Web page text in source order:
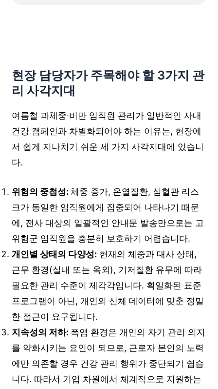
현장 담당자가 주목해야 할 3가지 관
리 사각지대
여름철 과체중·비만 임직원 관리가 일반적인 사내
건강 캠페인과 차별화되어야 하는 이유는, 현장에
서 쉽게 지나치기 쉬운 세 가지 사각지대에 있습니
다.
위험의 중첩성: 체중 증가, 온열질환, 심혈관 리스
크가 동일한 임직원에게 집중되어 나타나기 때문
에, 전사 대상의 일괄적인 안내문 발송만으로는 고
위험군 임직원을 충분히 보호하기 어렵습니다.
개인별 상태의 다양성: 현재의 체중과 대사 상태,
근무 환경(실내 또는 옥외), 기저질환 유무에 따라
필요한 관리 수준이 제각각입니다. 획일화된 표준
프로그램이 아닌, 개인의 신체 데이터에 맞춘 정밀
한 접근이 요구됩니다.
지속성의 저하: 폭염 환경은 개인의 자기 관리 의지
를 약화시키는 요인이 되므로, 근로자 본인의 노력
에만 의존할 경우 건강 관리 행위가 중단되기 쉽습
니다. 따라서 기업 차원에서 체계적으로 지원하는